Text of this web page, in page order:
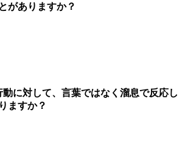
がありますか？
に対して、言葉ではなく溜息で反応し
ますか？